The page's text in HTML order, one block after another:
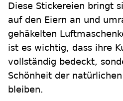
Diese Stickereien bringt
auf den Eiern an und
gehäkelten
ist es wichtig, dass ihre
vollständig bedeckt,
Schönheit der
bleiben.